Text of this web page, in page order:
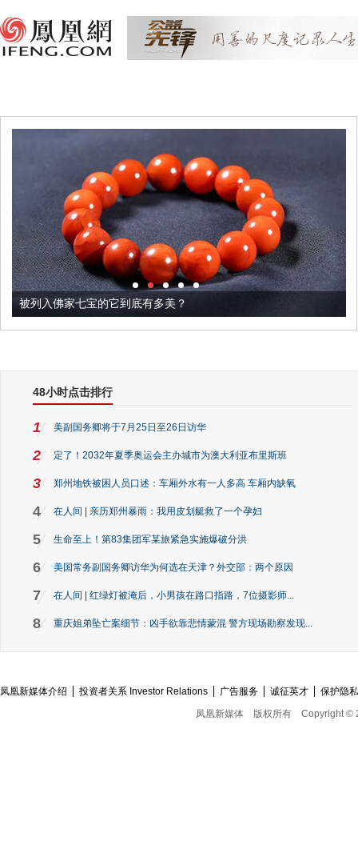
被列入佛家七宝的它到底有多美？
48小时点击排行
1 美副国务卿将于7月25日至26日访华
2 定了！2032年夏季奥运会主办城市为澳大利亚布里斯班
3 郑州地铁被困人员口述：车厢外水有一人多高 车厢内缺氧
4 在人间 | 亲历郑州暴雨：我用皮划艇救了一个孕妇
5 生命至上！第83集团军某旅紧急实施爆破分洪
6 美国常务副国务卿访华为何选在天津？外交部：两个原因
7 在人间 | 红绿灯被淹后，小男孩在路口指路，7位摄影师...
8 重庆姐弟坠亡案细节：凶手欲靠悲情蒙混 警方现场勘察发现...
凤凰新媒体介绍 投资者关系 Investor Relations 广告服务 诚征英才
保护隐
凤凰新媒体
版权所有 Copyright ©